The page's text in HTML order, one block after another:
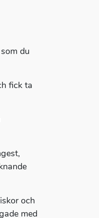
du
fick ta
och
med